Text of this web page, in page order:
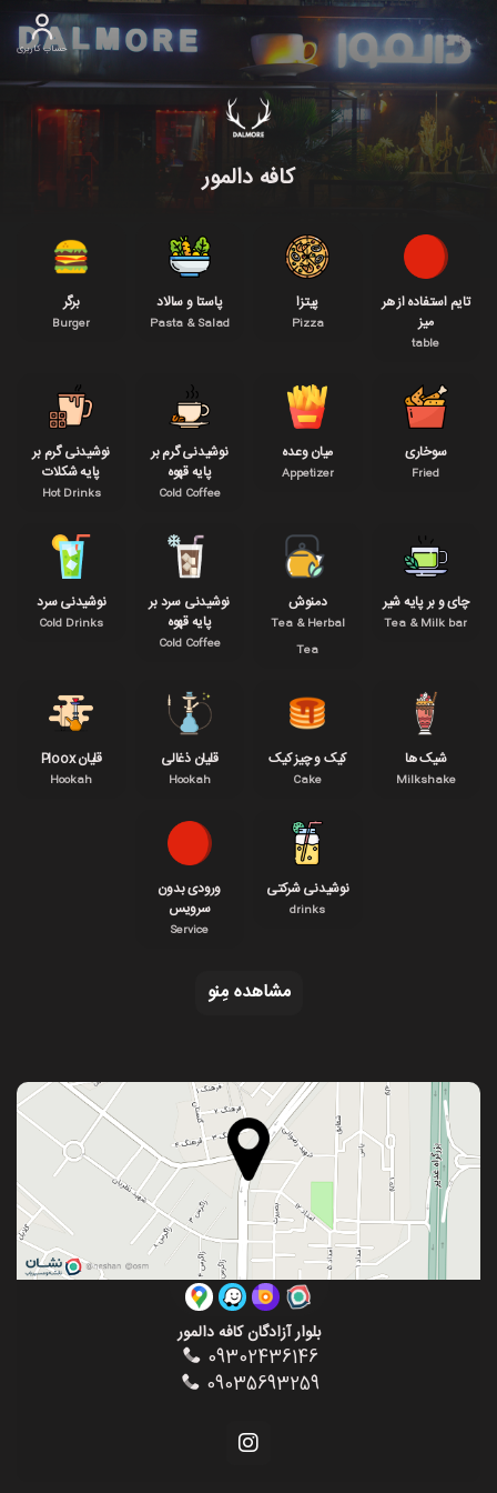
حساب کاربری
کافه دالمور
تایم استفاده از هر
میز
table
پیتزا
Pizza
پاستا و سالاد
Pasta & Salad
برگر
Burger
سوخاری
Fried
میان وعده
Appetizer
نوشیدنی گرم بر
پایه قهوه
Cold Coffee
نوشیدنی گرم بر
پایه شکلات
Hot Drinks
چای و بر پایه شیر
Tea & Milk bar
دمنوش
Tea & Herbal
Tea
نوشیدنی سرد بر
پایه قهوه
Cold Coffee
نوشیدنی سرد
Cold Drinks
شیک ها
Milkshake
کیک و چیز کیک
Cake
قلیان ذغالی
Hookah
قلیان Ploox
Hookah
نوشیدنی شرکتی
drinks
ورودی بدون
سرویس
Service
مشاهده مِنو
بلوار آزادگان کافه دالمور
09302436146
09035693259